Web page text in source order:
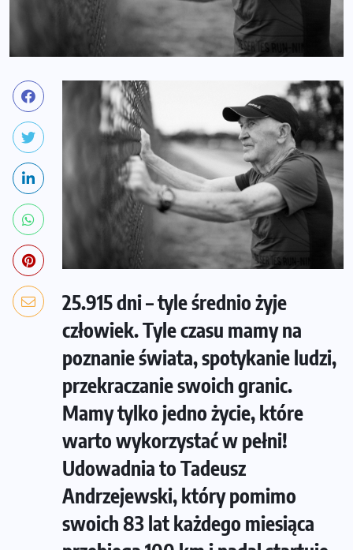
25.915 dni – tyle średnio żyje
człowiek. Tyle czasu mamy na
poznanie świata, spotykanie ludzi,
przekraczanie swoich granic.
Mamy tylko jedno życie, które
warto wykorzystać w pełni!
Udowadnia to Tadeusz
Andrzejewski, który pomimo
swoich 83 lat każdego miesiąca